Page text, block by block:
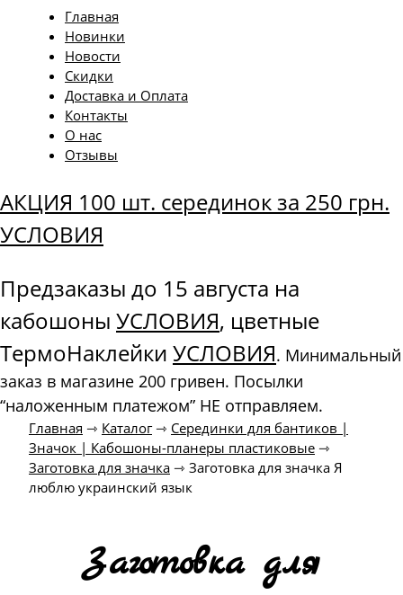
Главная
Новинки
Новости
Скидки
Доставка и Оплата
Контакты
О нас
Отзывы
АКЦИЯ 100 шт. серединок за 250 грн.
УСЛОВИЯ
Предзаказы до 15 августа на
кабошоны УСЛОВИЯ, цветные
ТермоНаклейки УСЛОВИЯ. Минимальный
заказ в магазине 200 гривен. Посылки
“наложенным платежом” НЕ отправляем.
Главная ⇾ Каталог⇾ Серединки для бантиков |
Значок | Кабошоны-планеры пластиковые ⇾
Заготовка для значка ⇾ Заготовка для значка Я
люблю украинский язык
Заготовка для